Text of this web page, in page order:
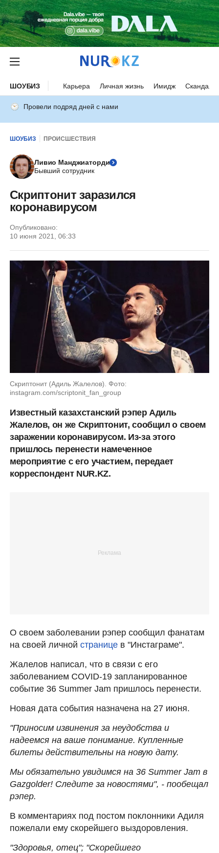
ШОУБИЗ Карьера Личная жизнь Имидж Скандалы
Провели подряд дней с нами
ШОУБИЗ ПРОИСШЕСТВИЯ
Ливио Манджиаторди
Бывший сотрудник
Скриптонит заразился
коронавирусом
Опубликовано:
10 июня 2021, 06:33
Скриптонит (Адиль Жалелов). Фото:
instagram.com/scriptonit_fan_group
Известный казахстанский рэпер Адиль
Жалелов, он же Скриптонит, сообщил о своем
заражении коронавирусом. Из-за этого
пришлось перенести намеченное
мероприятие с его участием, передает
корреспондент NUR.KZ.
О своем заболевании рэпер сообщил фанатам
на своей личной странице в "Инстаграме".
Жалелов написал, что в связи с его
заболеванием COVID-19 запланированное
событие 36 Summer Jam пришлось перенести.
Новая дата события назначена на 27 июня.
"Приносим извинения за неудобства и
надеемся на ваше понимание. Купленные
билеты действительны на новую дату.
Мы обязательно увидимся на 36 Summer Jam в
Gazgolder! Следите за новостями", - пообещал
рэпер.
В комментариях под постом поклонники Адиля
пожелали ему скорейшего выздоровления.
"Здоровья, отец"; "Скорейшего